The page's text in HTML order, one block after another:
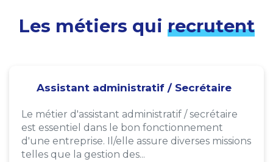
Les métiers qui recrutent
Assistant administratif / Secrétaire
Le métier d'assistant administratif / secrétaire
est essentiel dans le bon fonctionnement
d'une entreprise. Il/elle assure diverses missions
telles que la gestion des...